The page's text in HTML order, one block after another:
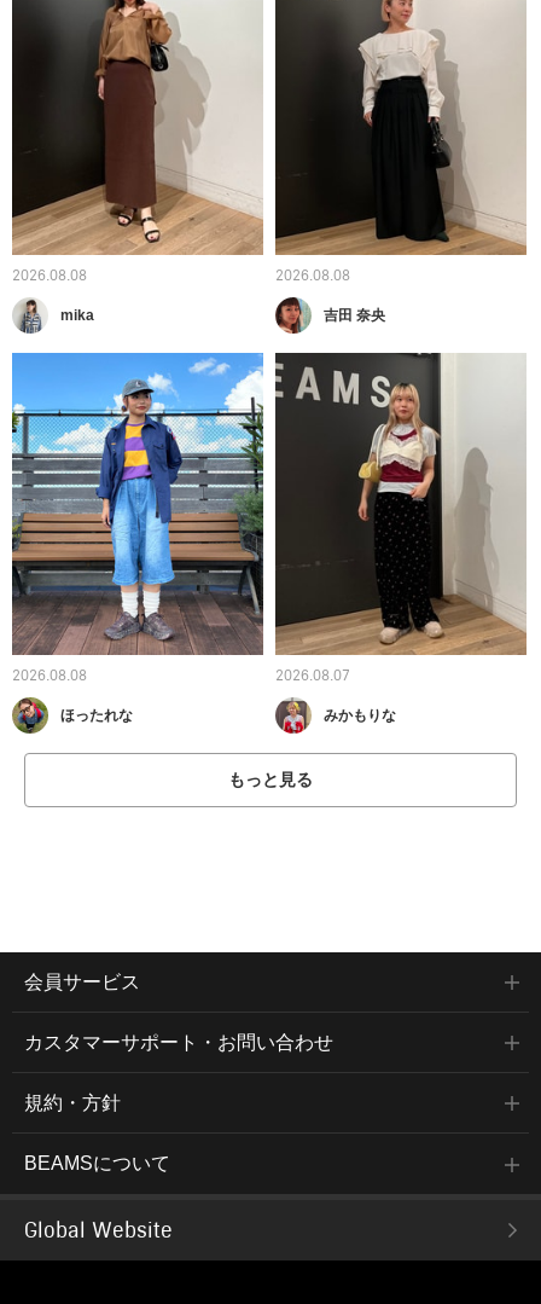
2026.08.08
mika
2026.08.08
吉田 奈央
2026.08.08
ほったれな
2026.08.07
みかもりな
もっと見る
会員サービス
カスタマーサポート・お問い合わせ
規約・方針
BEAMSについて
Global Website